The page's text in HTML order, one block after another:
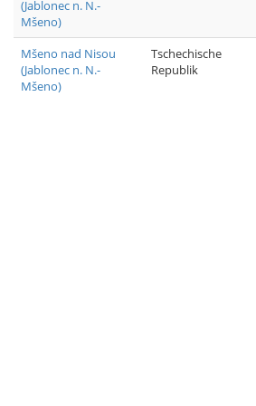
(Jablonec n. N.-
Mšeno)
Mšeno nad Nisou
(Jablonec n. N.-
Mšeno)
Tschechische
Republik